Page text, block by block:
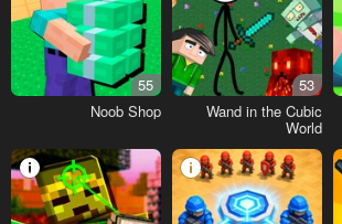
53
Wand in the Cubic
World
55
Noob Shop